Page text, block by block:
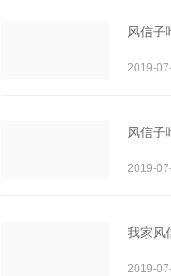
风信子
2019-
风信子
2019-
我家风
2019-